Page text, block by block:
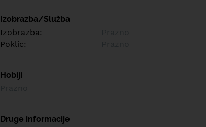
Izobrazba/Služba
Izobrazba:
Poklic:
Hobiji
Druge informacije